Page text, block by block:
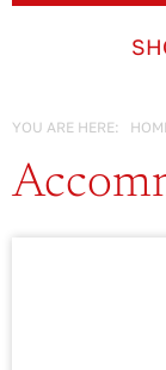
YOU ARE HERE: